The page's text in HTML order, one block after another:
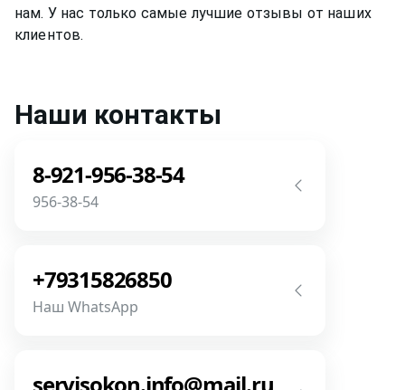
нам. У нас только самые лучшие отзывы от наших
клиентов.
Наши контакты
8-921-956-38-54
956-38-54
роботов и автоответчиков!
+79315826850
Наш WhatsApp
servisokon.info@mail.ru